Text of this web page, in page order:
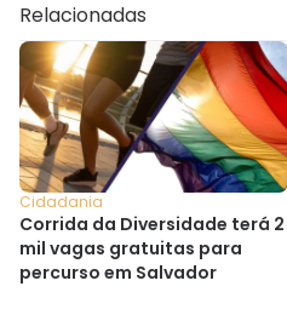
Relacionadas
Cidadania
Corrida da Diversidade terá 2
mil vagas gratuitas para
percurso em Salvador